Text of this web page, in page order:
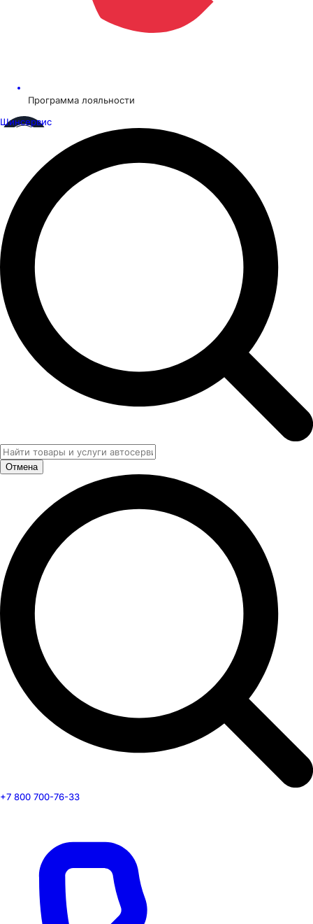
Программа лояльности
Шинсервис
Отмена
+7 800 700-76-33